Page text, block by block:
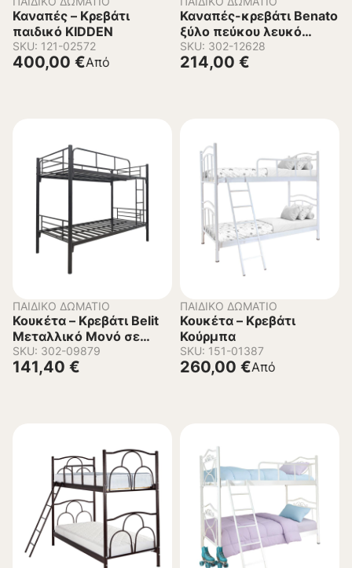
Καναπές – Κρεβάτι
παιδικό KIDDEN
SKU: 121-02572
Από
400,00 €
Καναπές-κρεβάτι Benato
ξύλο πεύκου λευκό
90×190εκ
SKU: 302-12628
214,00 €
ΠΑΙΔΙΚΌ ΔΩΜΆΤΙΟ
Κουκέτα – Κρεβάτι Belit
Μεταλλικό Μονό σε
Μαύρο 90×190εκ.
SKU: 302-09879
141,40 €
ΠΑΙΔΙΚΌ ΔΩΜΆΤΙΟ
Κουκέτα – Κρεβάτι
Κούρμπα
SKU: 151-01387
Από
260,00 €